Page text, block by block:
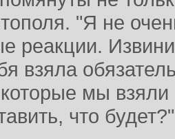
"Я не
реакции.
взяла
которые мы
что